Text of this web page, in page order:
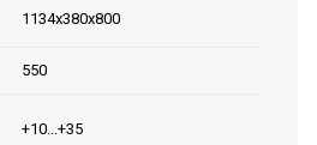
1134x380x800
550
+10...+35